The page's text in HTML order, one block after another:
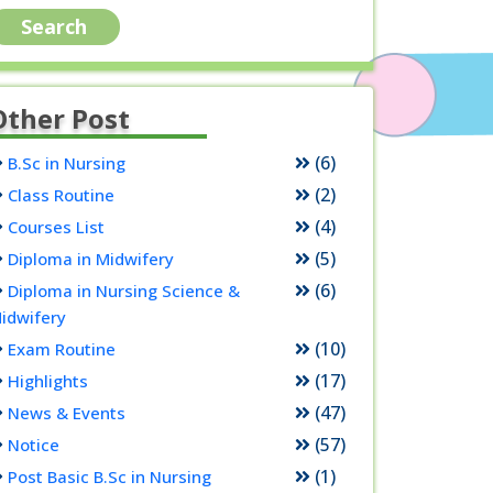
Post
B.Sc in Nursing (6)
Class Routine (2)
Courses List (4)
Diploma in Midwifery (5)
Diploma in Nursing Science &
(6)
Exam Routine (10)
Highlights (17)
News & Events (47)
Notice (57)
Post Basic B.Sc in Nursing (1)